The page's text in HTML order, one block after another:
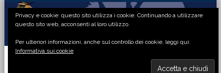
Passa
primaria
Passa
principale
Passa
laterale
Passa
di
Privacy e cookie: questo sito utilizza i cookie. Continuando a utilizzare
questo sito web, acconsenti al loro utilizzo.
Per ulteriori informazioni, anche sul controllo dei cookie, leggi qui:
Informativa sui cookie